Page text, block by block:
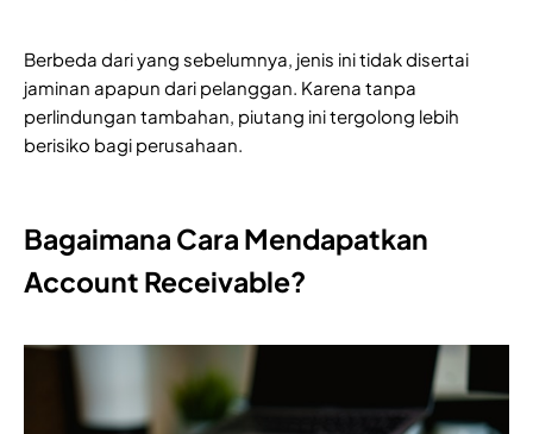
Berbeda dari yang sebelumnya, jenis ini tidak disertai
jaminan apapun dari pelanggan. Karena tanpa
perlindungan tambahan, piutang ini tergolong lebih
berisiko bagi perusahaan.
Bagaimana Cara Mendapatkan
Account Receivable?